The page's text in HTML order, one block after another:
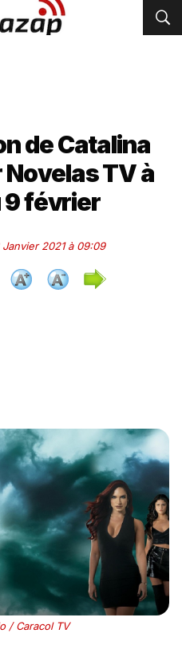
de Catalina
TV à
9 février
2021 à 09:09
/ Caracol TV